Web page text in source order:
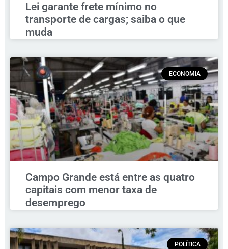
Lei garante frete mínimo no
transporte de cargas; saiba o que
muda
ECONOMIA
Campo Grande está entre as quatro
capitais com menor taxa de
desemprego
POLÍTICA